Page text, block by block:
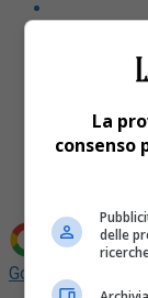
Share
Tweet
Aggiungi
Google
La
delle